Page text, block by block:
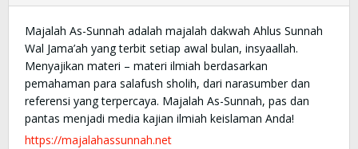
Majalah As-Sunnah adalah majalah dakwah Ahlus Sunnah
Wal Jama’ah yang terbit setiap awal bulan, insyaallah.
Menyajikan materi – materi ilmiah berdasarkan
pemahaman para salafush sholih, dari narasumber dan
referensi yang terpercaya. Majalah As-Sunnah, pas dan
pantas menjadi media kajian ilmiah keislaman Anda!
https://majalahassunnah.net